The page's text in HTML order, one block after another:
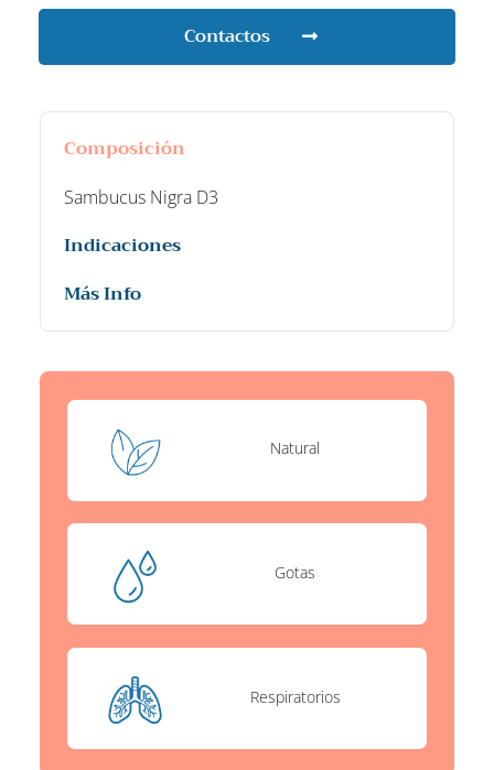
Contactos
Composición
Sambucus Nigra D3
Indicaciones
Más Info
Natural
Gotas
Respiratorios